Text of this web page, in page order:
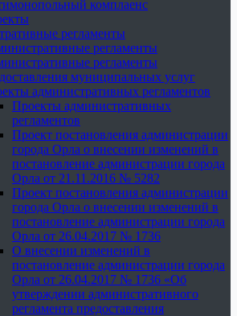
комплаенс
регламенты
регламенты
регламенты
муниципальных услуг
административных регламентов
Проекты административных
регламентов
Проект постановления администрации
города Орла о внесении изменений в
постановление администрации города
Орла от 21.11.2016 № 5282
Проект постановления администрации
города Орла о внесении изменений в
постановление администрации города
Орла от 26.04.2017 № 1736
О внесении изменений в
постановление администрации города
Орла от 26.04.2017 № 1736 «Об
утверждении административного
регламента предоставления